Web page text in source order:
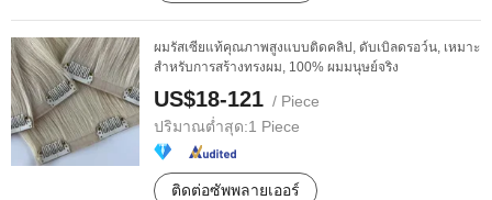
ผมรัสเซียแท้คุณภาพสูงแบบติดคลิป, ดับเบิลดรอว์น, เหมาะ
สำหรับการสร้างทรงผม, 100% ผมมนุษย์จริง
US$18-121 / Piece
ปริมาณต่ำสุด:1 Piece
ติดต่อซัพพลายเออร์